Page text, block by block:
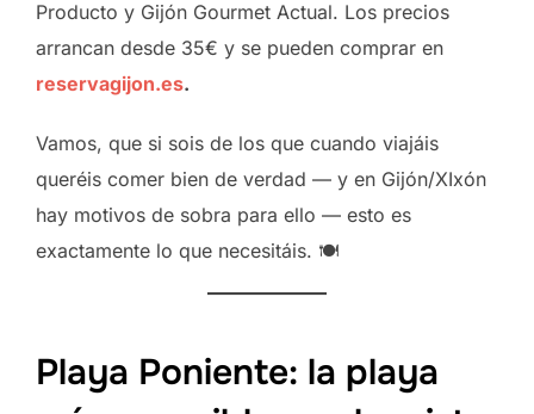
Producto y Gijón Gourmet Actual. Los precios
arrancan desde 35€ y se pueden comprar en
reservagijon.es.
Vamos, que si sois de los que cuando viajáis
queréis comer bien de verdad — y en Gijón/XIxón
hay motivos de sobra para ello — esto es
exactamente lo que necesitáis. 🍽️
Playa Poniente: la playa